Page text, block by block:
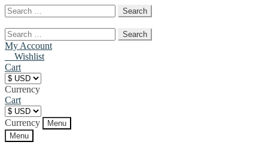
Search
for:
to
navigation
to
content
Search
for:
My Account
Wishlist
Cart
Currency
Cart
Currency
Menu
Menu